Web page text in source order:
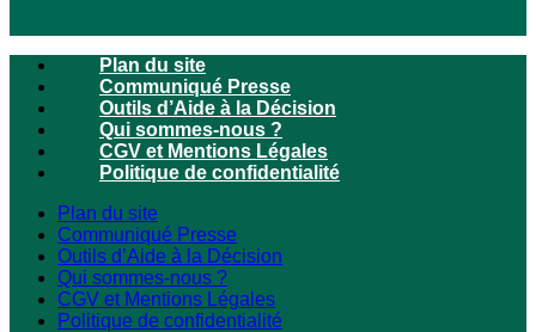
Plan du site
Communiqué Presse
Outils d’Aide à la Décision
Qui sommes-nous ?
CGV et Mentions Légales
Politique de confidentialité
Plan du site
Communiqué Presse
Outils d’Aide à la Décision
Qui sommes-nous ?
CGV et Mentions Légales
Politique de confidentialité